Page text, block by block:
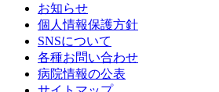
お知らせ
個人情報保護方針
SNSについて
各種お問い合わせ
病院情報の公表